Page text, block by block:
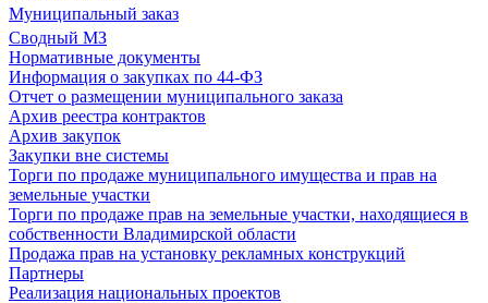
Муниципальный заказ
Сводный МЗ
Нормативные документы
Информация о закупках по 44-ФЗ
Отчет о размещении муниципального заказа
Архив реестра контрактов
Архив закупок
Закупки вне системы
Торги по продаже муниципального имущества и прав на
земельные участки
Торги по продаже прав на земельные участки, находящиеся в
собственности Владимирской области
Продажа прав на установку рекламных конструкций
Партнеры
Реализация национальных проектов